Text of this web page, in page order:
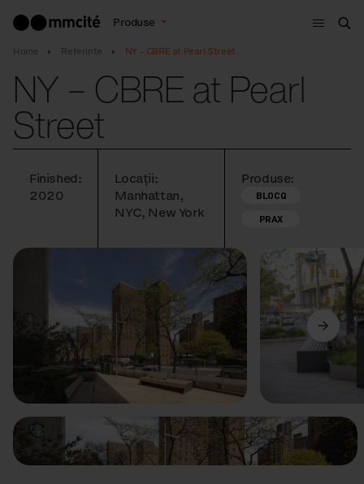
Produse
Meniu
Home Referințe NY – CBRE at Pearl Street
NY – CBRE at Pearl
Street
Finished:
2020
Locații:
Manhattan,
NYC, New York
Produse:
BLOCQ
PRAX
Anterior Următorul